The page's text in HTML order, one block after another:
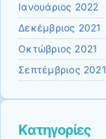
Ιανουάριος 2022
Δεκέμβριος 2021
Οκτώβριος 2021
Σεπτέμβριος 2021
Kατηγορίες